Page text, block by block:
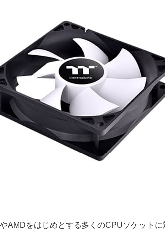
AMDをはじめとする多くのCPUソケットに